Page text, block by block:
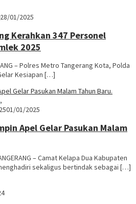
28/01/2025
Kerahkan 347 Personel
2025
– Polres Metro Tangerang Kota, Polda
Kesiapan […]
,
01/01/2025
Apel Gelar Pasukan Malam
– Camat Kelapa Dua Kabupaten
sekaligus bertindak sebagai […]